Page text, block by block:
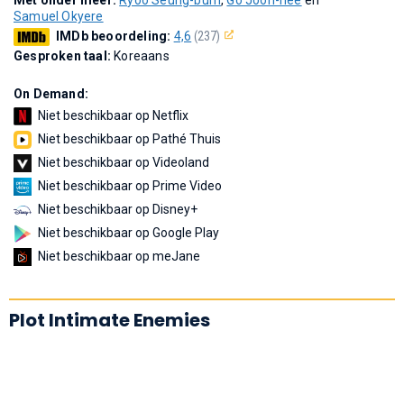
Samuel Okyere
IMDb beoordeling: 4,6 (237)
Gesproken taal: Koreaans
On Demand:
Niet beschikbaar op Netflix
Niet beschikbaar op Pathé Thuis
Niet beschikbaar op Videoland
Niet beschikbaar op Prime Video
Niet beschikbaar op Disney+
Niet beschikbaar op Google Play
Niet beschikbaar op meJane
Plot Intimate Enemies